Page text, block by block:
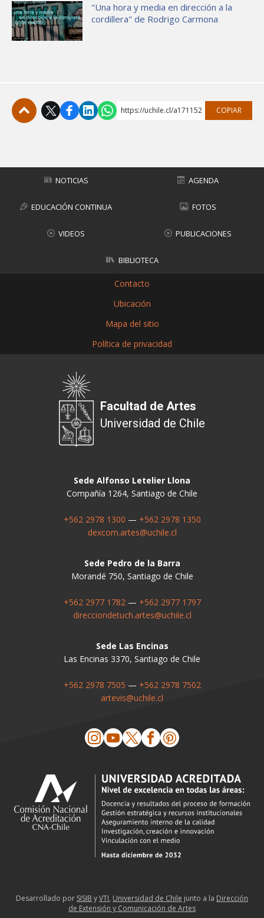
"Una hora y media en dirección a la
cordillera" de Rodrigo Carmona
https://uchile.cl/a171152 COPIAR
NOTICIAS AGENDA
EDUCACIÓN CONTINUA FOTOS
VIDEOS PUBLICACIONES
BIBLIOTECA
Contacto
Ubicación
Mapa del sitio
Política de privacidad
Facultad de Artes
Universidad de Chile
Sede Alfonso Letelier Llona
Compañía 1264, Santiago de Chile
+562 2978 1300 — +562 2978 1350
dexcom.artes@uchile.cl
Sede Pedro de la Barra
Morandé 750, Santiago de Chile
+562 2977 1782 — +562 2977 1797
direcciondetuch.artes@uchile.cl
Sede Las Encinas
Las Encinas 3370, Santiago de Chile
+562 2978 7505 — +562 2978 7502
artevis@uchile.cl
Desarrollado por SISIB yVTI, Universidad de Chile junto a la Dirección
de Extensión y Comunicación de Artes